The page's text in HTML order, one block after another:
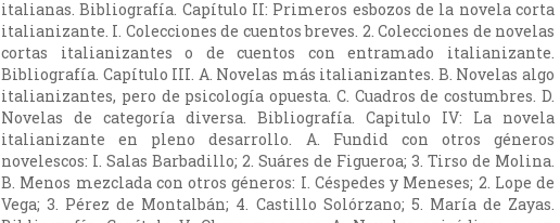
italianas. Bibliografía. Capítulo II: Primeros esbozos de la novela corta
italianizante. I. Colecciones de cuentos breves. 2. Colecciones de novelas
cortas italianizantes o de cuentos con entramado italianizante.
Bibliografía. Capítulo III. A. Novelas más italianizantes. B. Novelas algo
italianizantes, pero de psicología opuesta. C. Cuadros de costumbres. D.
Novelas de categoría diversa. Bibliografía. Capitulo IV: La novela
italianizante en pleno desarrollo. A. Fundid con otros géneros
novelescos: I. Salas Barbadillo; 2. Suáres de Figueroa; 3. Tirso de Molina.
B. Menos mezclada con otros géneros: I. Céspedes y Meneses; 2. Lope de
Vega; 3. Pérez de Montalbán; 4. Castillo Solórzano; 5. María de Zayas.